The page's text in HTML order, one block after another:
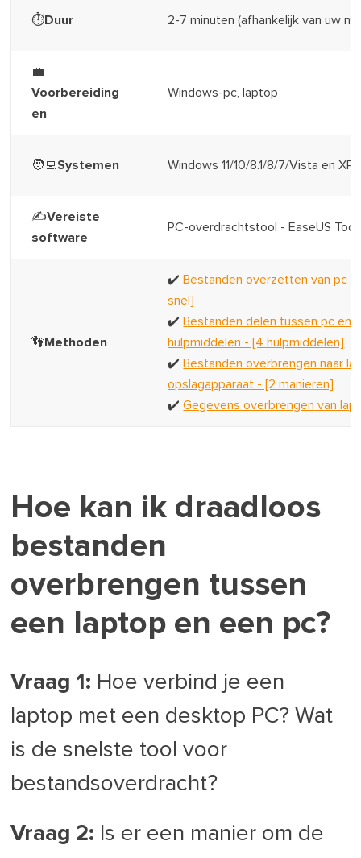
⏱️Duur 2-7 minuten (afhankelijk van uw
💼
Voorbereiding
en
Windows-pc, laptop
🧑‍💻Systemen Windows 11/10/8.1/8/7/Vista en XP
✍️Vereiste
software
PC-overdrachtstool - EaseUS
👣Methoden
✔️ Bestanden overzetten van pc
snel]
✔️ Bestanden delen tussen pc en
hulpmiddelen - [4 hulpmiddelen]
✔️ Bestanden overbrengen naar
opslagapparaat - [2 manieren]
✔️Gegevens overbrengen van
Hoe kan ik draadloos
bestanden
overbrengen tussen
een laptop en een pc?
Vraag 1: Hoe verbind je een
laptop met een desktop PC? Wat
is de snelste tool voor
bestandsoverdracht?
Vraag 2: Is er een manier om de